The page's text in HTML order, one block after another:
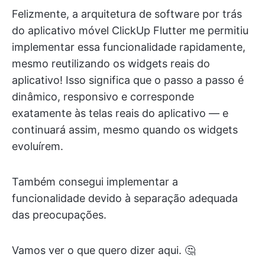
Felizmente, a arquitetura de software por trás
do aplicativo móvel ClickUp Flutter me permitiu
implementar essa funcionalidade rapidamente,
mesmo reutilizando os widgets reais do
aplicativo! Isso significa que o passo a passo é
dinâmico, responsivo e corresponde
exatamente às telas reais do aplicativo — e
continuará assim, mesmo quando os widgets
evoluírem.
Também consegui implementar a
funcionalidade devido à separação adequada
das preocupações.
Vamos ver o que quero dizer aqui. 🤔